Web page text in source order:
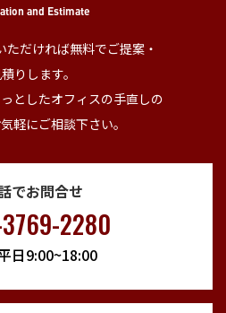
and Estimate
ただければ無料でご提案・
りします。
としたオフィスの手直しの
軽にご相談下さい。
でお問合せ
2280
日9:00~18:00